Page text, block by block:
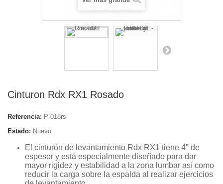
Cinturon Rdx RX1 Rosado
Referencia: P-018rs
Estado: Nuevo
El cinturón de levantamiento Rdx RX1 tiene 4" de
espesor y está especialmente diseñado para dar
mayor rigidez y estabilidad a la zona lumbar así como
reducir la carga sobre la espalda al realizar ejercicios